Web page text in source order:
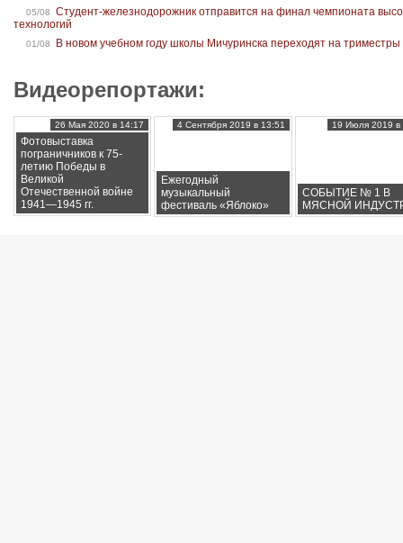
05/08
Студент-железнодорожник отправится на финал чемпионата
технологий
01/08 В новом учебном году школы Мичуринска переходят на триместры
Видеорепортажи:
Фотовыставка
пограничников к 75-
летию Победы в
Великой
Отечественной войне
1941—1945 гг.
26 Мая 2020 в 14:17
Ежегодный
музыкальный
фестиваль «Яблоко»
4 Сентября 2019 в 13:51
СОБЫТИЕ № 1 В
МЯСНОЙ
19 Июля 2019 в